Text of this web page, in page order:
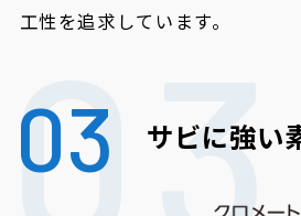
工性を追求しています。
03 サビに強い